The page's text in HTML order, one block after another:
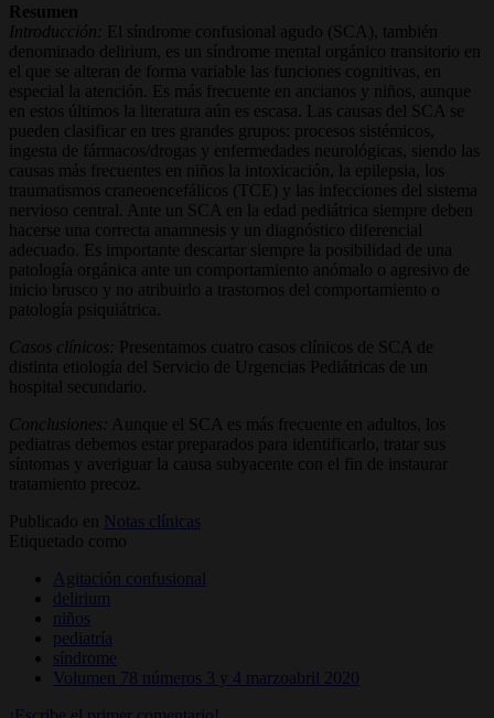
Resumen
Introducción:
El síndrome confusional agudo (SCA), también
denominado delirium, es un síndrome mental orgánico transitorio en
el que se alteran de forma variable las funciones cognitivas, en
especial la atención. Es más frecuente en ancianos y niños, aunque
en estos últimos la literatura aún es escasa. Las causas del SCA se
pueden clasificar en tres grandes grupos: procesos sistémicos,
ingesta de fármacos/drogas y enfermedades neurológicas, siendo las
causas más frecuentes en niños la intoxicación, la epilepsia, los
traumatismos craneoencefálicos (TCE) y las infecciones del sistema
nervioso central. Ante un SCA en la edad pediátrica siempre deben
hacerse una correcta anamnesis y un diagnóstico diferencial
adecuado. Es importante descartar siempre la posibilidad de una
patología orgánica ante un comportamiento anómalo o agresivo de
inicio brusco y no atribuirlo a trastornos del comportamiento o
patología psiquiátrica.
Casos clínicos:
Presentamos cuatro casos clínicos de SCA de
distinta etiología del Servicio de Urgencias Pediátricas de un
hospital secundario.
Conclusiones:
Aunque el SCA es más frecuente en adultos, los
pediatras debemos estar preparados para identificarlo, tratar sus
síntomas y averiguar la causa subyacente con el fin de instaurar
tratamiento precoz.
Publicado en
Notas clínicas
Etiquetado como
Agitación confusional
delirium
niños
pediatría
síndrome
Volumen 78 números 3 y 4 marzoabril 2020